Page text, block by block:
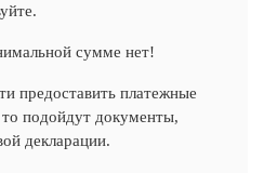
сумме нет!
предоставить платежные
подойдут документы,
декларации.